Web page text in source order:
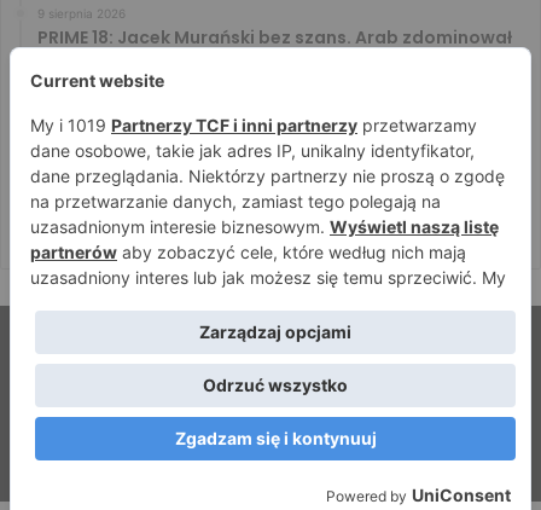
9 sierpnia 2026
PRIME 18: Jacek Murański bez szans. Arab zdominował
PRIME 18: Mariusz Wach rozbity przez 6. rywali. Gypsy
Team zwyciężył w 3. rundzie
8 sierpnia 2026
PRIME 18: Bagieta wrócił i wygrał. Wampirek przegrał w
2. rundzie
© Strefamma.pl 2026, Wszelkie prawa zastrzeżone |
Home
Redakcja Kontakt
FacebookYouTube
RSS